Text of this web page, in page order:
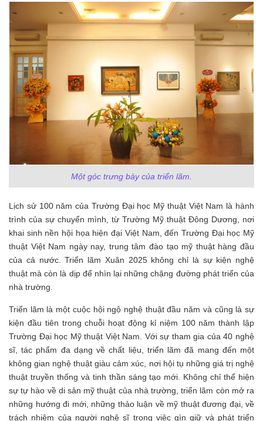
Một góc trưng bày của triển lãm.
Lịch sử 100 năm của Trường Đại học Mỹ thuật Việt Nam là hành
trình của sự chuyển mình, từ Trường Mỹ thuật Đông Dương, nơi
khai sinh nền hội họa hiện đại Việt Nam, đến Trường Đại học Mỹ
thuật Việt Nam ngày nay, trung tâm đào tạo mỹ thuật hàng đầu
của cả nước. Triển lãm Xuân 2025 không chỉ là sự kiện nghệ
thuật mà còn là dịp để nhìn lại những chặng đường phát triển của
nhà trường.
Triển lãm là một cuộc hội ngộ nghệ thuật đầu năm và cũng là sự
kiện đầu tiên trong chuỗi hoạt động kỉ niệm 100 năm thành lập
Trường Đại học Mỹ thuật Việt Nam. Với sự tham gia của 40 nghệ
sĩ, tác phẩm đa dạng về chất liệu, triển lãm đã mang đến một
không gian nghệ thuật giàu cảm xúc, nơi hội tụ những giá trị nghệ
thuật truyền thống và tinh thần sáng tạo mới. Không chỉ thể hiện
sự tự hào về di sản mỹ thuật của nhà trường, triển lãm còn mở ra
những hướng đi mới, những thảo luận về mỹ thuật đương đại, về
trách nhiệm của người nghệ sĩ trong việc gìn giữ và phát triển